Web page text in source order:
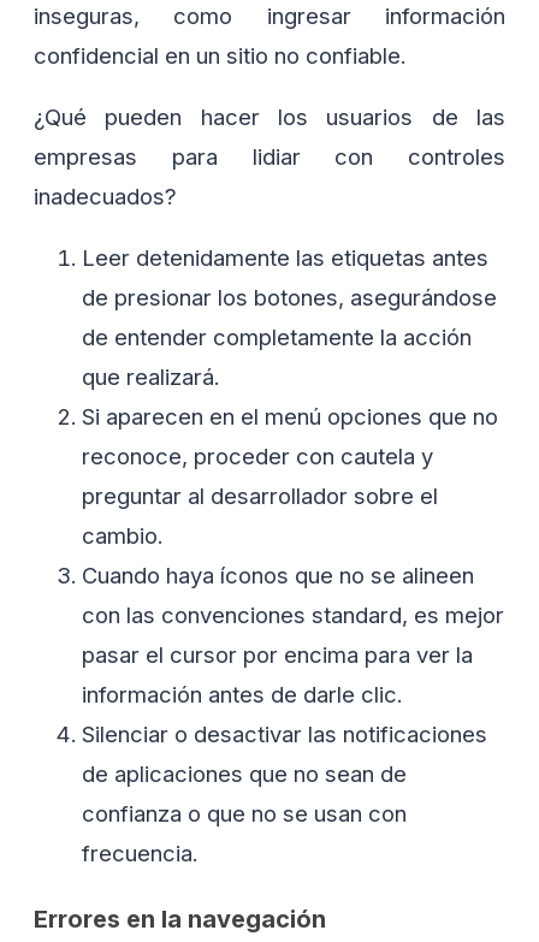
inseguras, como ingresar información
confidencial en un sitio no confiable.
¿Qué pueden hacer los usuarios de las
empresas para lidiar con controles
inadecuados?
Leer detenidamente las etiquetas antes
de presionar los botones, asegurándose
de entender completamente la acción
que realizará.
Si aparecen en el menú opciones que no
reconoce, proceder con cautela y
preguntar al desarrollador sobre el
cambio.
Cuando haya íconos que no se alineen
con las convenciones standard, es mejor
pasar el cursor por encima para ver la
información antes de darle clic.
Silenciar o desactivar las notificaciones
de aplicaciones que no sean de
confianza o que no se usan con
frecuencia.
Errores en la navegación